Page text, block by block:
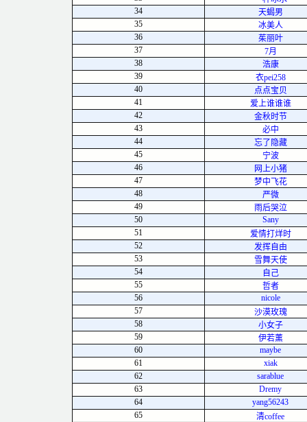
34
天蝎男
35
冰美人
36
茱丽叶
37
7月
38
浩康
39
衣pei258
40
点点宝贝
41
爱上谁谁谁
42
金秋时节
43
必中
44
忘了隐藏
45
宁波
46
网上小猪
47
梦中飞花
48
严微
49
雨后哭泣
50
Sany
51
爱情打烊时
52
发挥自由
53
雪舞天使
54
自己
55
哲者
56
nicole
57
沙漠玫瑰
58
小女子
59
伊若薰
60
maybe
61
xiak
62
sarablue
63
Dremy
64
yang56243
65
清coffee